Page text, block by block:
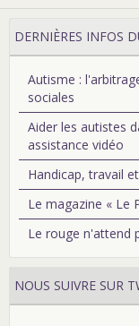
DERNIÈRES INFOS
Autisme :
sociales
Aider les autistes
assistance vidéo
Handicap, travail
Le magazine « Le
Le rouge n'attend
NOUS SUIVRE SUR